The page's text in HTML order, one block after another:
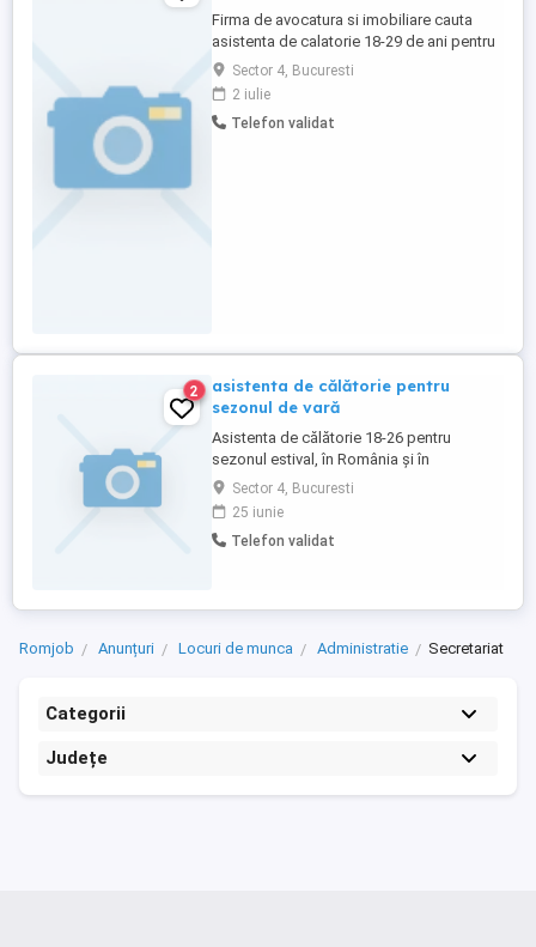
Firma de avocatura si imobiliare cauta
asistenta de calatorie 18-29 de ani pentru
calatorii de afaceri, vizite la clienti si
companii, vizite la proprietati din
strainatate si Romania .Plata se va face pe
calatorie sau servicii efectuate.
Sector 4, Bucuresti
2 iulie
Telefon validat
2
asistenta de călătorie pentru
sezonul de vară
Asistenta de călătorie 18-26 pentru
sezonul estival, în România și în
străinătate. Compania are nevoie de
cineva pentru a călători și vizita hoteluri,
proprietăți și stațiuni în străinătate.
Sector 4, Bucuresti
25 iunie
Telefon validat
Romjob Anunțuri Locuri de munca Administratie Secretariat
Categorii
Județe